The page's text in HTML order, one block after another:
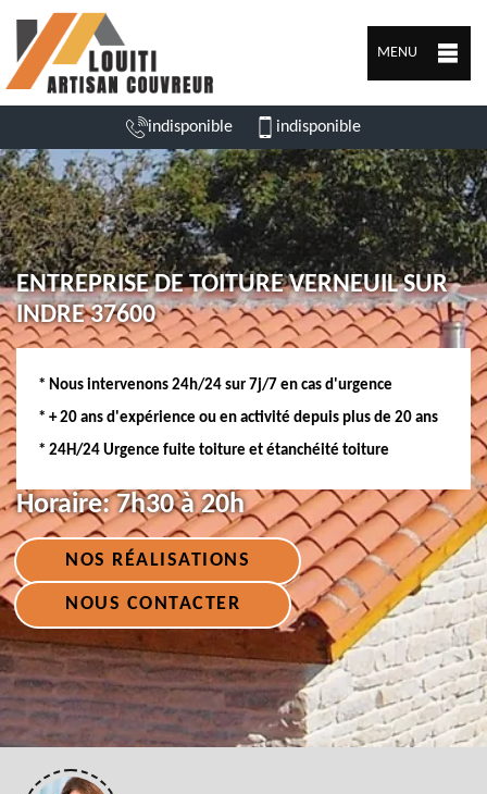
MENU
indisponible indisponible
ENTREPRISE DE TOITURE VERNEUIL SUR
INDRE 37600
* Nous intervenons 24h/24 sur 7j/7 en cas d'urgence
* + 20 ans d'expérience ou en activité depuis plus de 20 ans
* 24H/24 Urgence fuite toiture et étanchéité toiture
Horaire:7h30 à 20h
NOS RÉALISATIONS
NOUS CONTACTER